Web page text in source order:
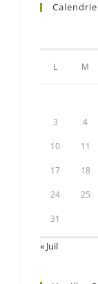
L M
3 4
10 11
17 18
24 25
31
« Juil